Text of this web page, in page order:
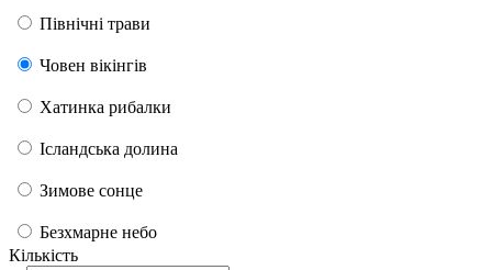
Північні трави
Човен вікінгів
Хатинка рибалки
Ісландська долина
Зимове сонце
Безхмарне небо
Кількість